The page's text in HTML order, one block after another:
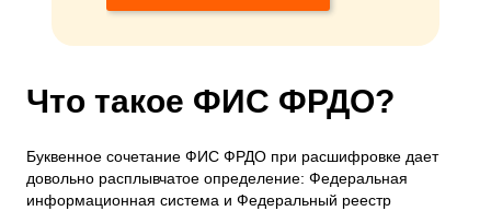
Что такое ФИС ФРДО?
Буквенное сочетание ФИС ФРДО при расшифровке дает
довольно расплывчатое определение: Федеральная
информационная система и Федеральный реестр